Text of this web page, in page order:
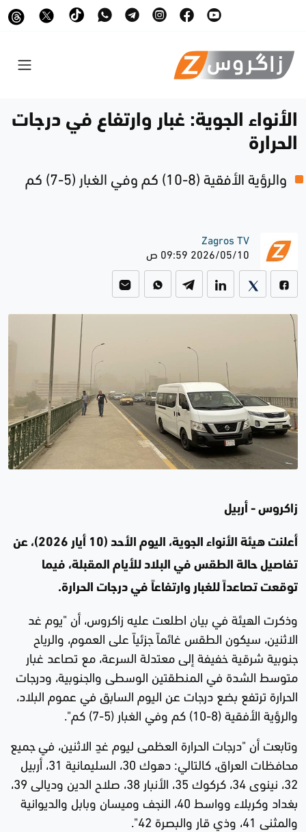
الأنواء الجوية: غبار وارتفاع في درجات
الحرارة
والرؤية الأفقية (8-10) كم وفي الغبار (5-7) كم
Zagros TV
2026/05/10 09:59 ص
زاكروس - أربيل
أعلنت هيئة الأنواء الجوية، اليوم الأحد (10 أيار 2026)، عن
تفاصيل حالة الطقس في البلاد للأيام المقبلة، فيما
توقعت تصاعداً للغبار وارتفاعاً في درجات الحرارة.
وذكرت الهيئة في بيان اطلعت عليه زاكروس، أن "يوم غد
الاثنين، سيكون الطقس غائماً جزئياً على العموم، والرياح
جنوبية شرقية خفيفة إلى معتدلة السرعة، مع تصاعد غبار
متوسط الشدة في المنطقتين الوسطى والجنوبية، ودرجات
الحرارة ترتفع بضع درجات عن اليوم السابق في عموم البلاد،
والرؤية الأفقية (8-10) كم وفي الغبار (5-7) كم".
وتابعت أن "درجات الحرارة العظمى ليوم غدٍ الاثنين، في جميع
محافظات العراق، كالتالي: دهوك 30، السليمانية 31، أربيل
32، نينوى 34، كركوك 35، الأنبار 38، صلاح الدين وديالى 39،
بغداد وكربلاء وواسط 40، النجف وميسان وبابل والديوانية
والمثنى 41، وذي قار والبصرة 42".